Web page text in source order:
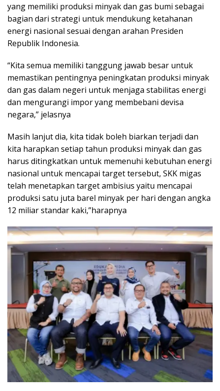
yang memiliki produksi minyak dan gas bumi sebagai
bagian dari strategi untuk mendukung ketahanan
energi nasional sesuai dengan arahan Presiden
Republik Indonesia.
“Kita semua memiliki tanggung jawab besar untuk
memastikan pentingnya peningkatan produksi minyak
dan gas dalam negeri untuk menjaga stabilitas energi
dan mengurangi impor yang membebani devisa
negara,” jelasnya
Masih lanjut dia, kita tidak boleh biarkan terjadi dan
kita harapkan setiap tahun produksi minyak dan gas
harus ditingkatkan untuk memenuhi kebutuhan energi
nasional untuk mencapai target tersebut, SKK migas
telah menetapkan target ambisius yaitu mencapai
produksi satu juta barel minyak per hari dengan angka
12 miliar standar kaki,”harapnya